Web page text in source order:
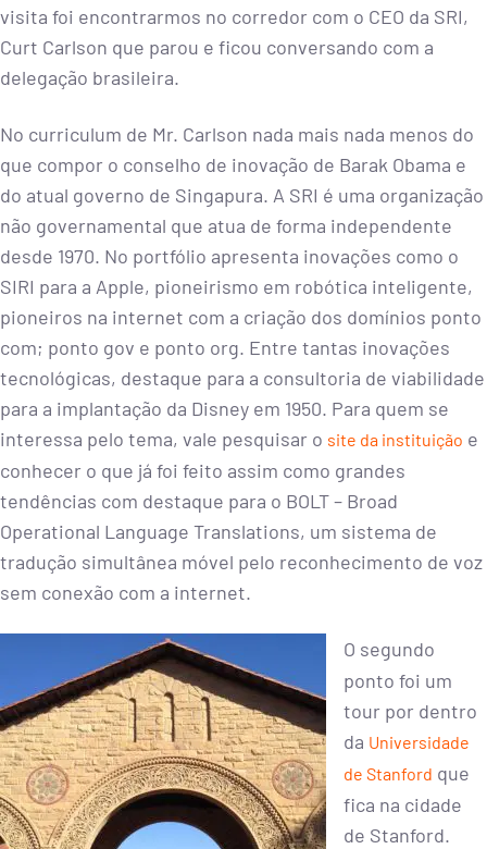
visita foi encontrarmos no corredor com o CEO da SRI,
Curt Carlson que parou e ficou conversando com a
delegação brasileira.
No curriculum de Mr. Carlson nada mais nada menos do
que compor o conselho de inovação de Barak Obama e
do atual governo de Singapura. A SRI é uma organização
não governamental que atua de forma independente
desde 1970. No portfólio apresenta inovações como o
SIRI para a Apple, pioneirismo em robótica inteligente,
pioneiros na internet com a criação dos domínios ponto
com; ponto gov e ponto org. Entre tantas inovações
tecnológicas, destaque para a consultoria de viabilidade
para a implantação da Disney em 1950. Para quem se
interessa pelo tema, vale pesquisar o site da instituição e
conhecer o que já foi feito assim como grandes
tendências com destaque para o BOLT – Broad
Operational Language Translations, um sistema de
tradução simultânea móvel pelo reconhecimento de voz
sem conexão com a internet.
O segundo
ponto foi um
tour por dentro
da Universidade
de Stanford que
fica na cidade
de Stanford.